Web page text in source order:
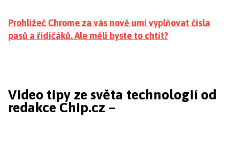
Prohlížeč Chrome za vás nově umí vyplňovat čísla
pasů a řidičáků. Ale měli byste to chtít?
Video tipy ze světa technologií od
redakce Chip.cz –